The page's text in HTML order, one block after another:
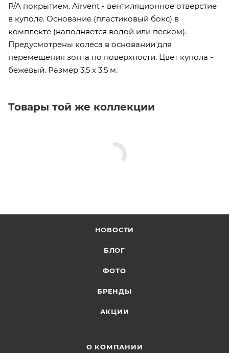
P/A покрытием. Airvent - вентиляционное отверстие
в куполе. Основание (пластиковый бокс) в
комплекте (наполняется водой или песком).
Предусмотрены колеса в основании для
перемещения зонта по поверхности. Цвет купола -
бежевый. Размер 3,5 x 3,5 м.
Товары той же коллекции
НОВОСТИ
БЛОГ
ФОТО
БРЕНДЫ
АКЦИИ
О КОМПАНИИ